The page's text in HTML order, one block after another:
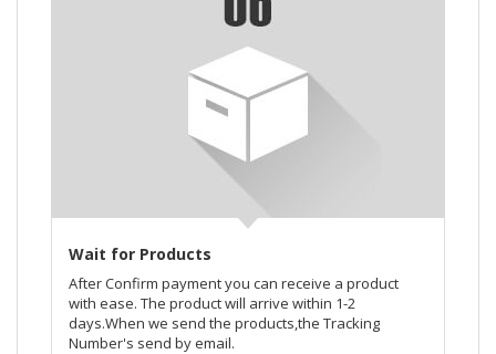
Wait for Products
After Confirm payment you can receive a product
with ease. The product will arrive within 1-2
days.When we send the products,the Tracking
Number's send by email.